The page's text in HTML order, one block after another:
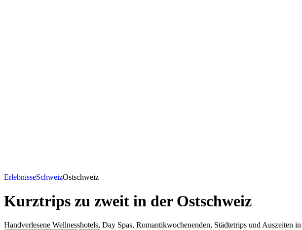
ErlebnisseSchweizOstschweiz
Kurztrips zu zweit in der Ostschweiz
Handverlesene Wellnesshotels, Day Spas, Romantikwochenenden, Städtetrips und